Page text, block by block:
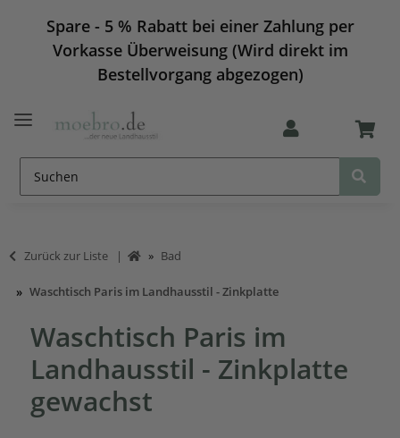
Spare - 5 % Rabatt bei einer Zahlung per
Vorkasse Überweisung (Wird direkt im
Bestellvorgang abgezogen)
Zurück zur Liste Bad
Waschtisch Paris im Landhausstil - Zinkplatte
Waschtisch Paris im
Landhausstil - Zinkplatte
gewachst